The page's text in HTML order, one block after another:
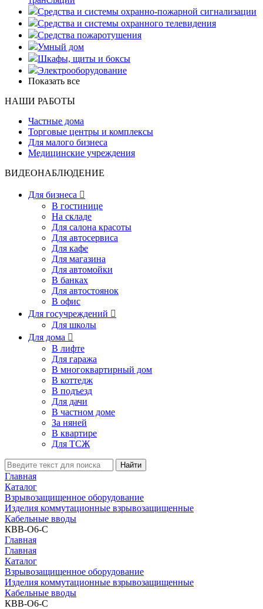
Средства и системы охранно-пожарной сигнализации
Средства и системы охранного телевидения
Средства пожаротушения
Умный дом
Шкафы, щиты и боксы
Электрооборудование
Показать все
НАШИ РАБОТЫ
Частные дома
Торговые центры и комплексы
Для малого бизнеса
Медицинские учреждения
ВИДЕОНАБЛЮДЕНИЕ
Для бизнеса 
В гостинице
На складе
Для салона красоты
Для автосервиса
Для кафе
Для магазина
Для автомойки
В банках
Для автостоянок
В офис
Для госучреждений 
Для школы
Для дома 
В лифте
Для гаража
В многоквартирный дом
В коттедж
В подъезд
Для дачи
В частном доме
За няней
В квартире
Для ТСЖ
Найти
Главная
Каталог
Взрывозащищенное оборудование
Изделия коммутационные взрывозащищенные
Кабельные вводы
КВВ-О6-С
Главная
Главная
Каталог
Взрывозащищенное оборудование
Изделия коммутационные взрывозащищенные
Кабельные вводы
КВВ-О6-С